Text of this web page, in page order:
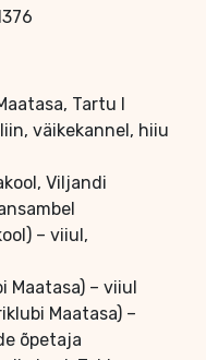
Tartu I
väikekannel, hiiu
Viljandi
– viiul,
Maatasa) – viiul
Maatasa) –
õpetaja